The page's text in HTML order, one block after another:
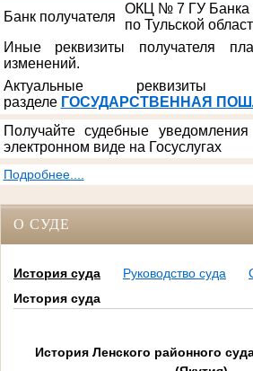
Банк получателя
ОКЦ № 7 ГУ Банка
по Тульской
Иные реквизиты получателя
изменений.
Актуальные
разделе ГОСУДАРСТВЕННАЯ
Получайте судебные
электронном виде на Госуслугах
Подробнее....
О СУДЕ
История суда Руководство суда
История суда
История Ленского районного